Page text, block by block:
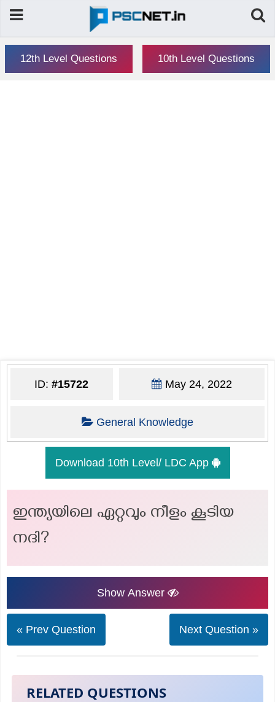
12th Level Questions 10th Level Questions
ID:#15722 May 24, 2022
General Knowledge
Download 10th Level/ LDC App
ഇന്ത്യയിലെ ഏറ്റവും നീളം കൂടിയ
നദി?
Show Answer
« Prev Question Next Question »
RELATED QUESTIONS